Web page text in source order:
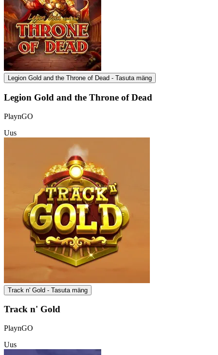
Legion Gold and the Throne of Dead - Tasuta mäng
Legion Gold and the Throne of Dead
PlaynGO
Uus
Track n' Gold - Tasuta mäng
Track n' Gold
PlaynGO
Uus